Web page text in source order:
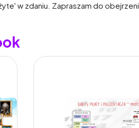
w zdaniu. Zapraszam do